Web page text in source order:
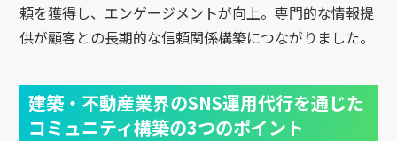
頼を獲得し、エンゲージメントが向上。専門的な情報提
供が顧客との長期的な信頼関係構築につながりました。
建築・不動産業界のSNS運用代行を通じた
コミュニティ構築の3つのポイント